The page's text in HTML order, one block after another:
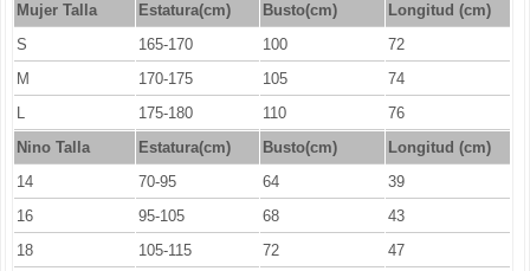
Mujer Talla Estatura(cm) Busto(cm)
Longitud (cm)
S
165-170 100
72
M
170-175 105
74
L
175-180 110
76
Nino Talla
Estatura(cm) Busto(cm)
Longitud (cm)
14
70-95 64
39
16
95-105 68
43
18
105-115 72
47